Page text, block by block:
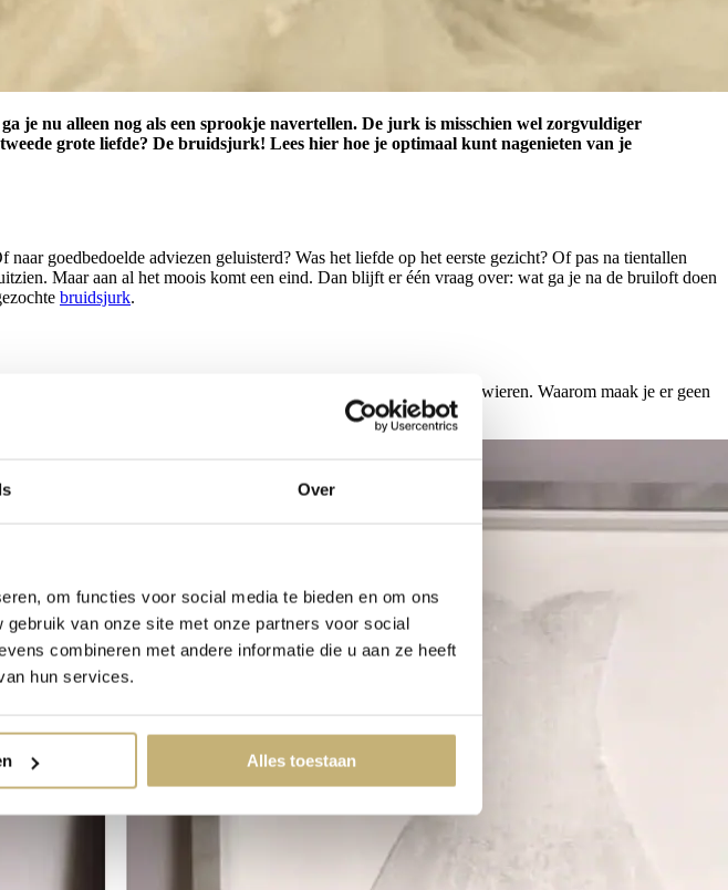
Over
om functies voor social media te bieden en om ons
van onze site met onze partners voor social
combineren met andere informatie die u aan ze heeft
hun services.
Alles toestaan
je nu alleen nog als een sprookje navertellen. De jurk is misschien wel zorgvuldiger
grote liefde? De bruidsjurk! Lees hier hoe je optimaal kunt nagenieten van je
goedbedoelde adviezen geluisterd? Was het liefde op het eerste gezicht? Of pas na tientallen
Maar aan al het moois komt een eind. Dan blijft er één vraag over: wat ga je na de bruiloft doen
bruidsjurk.
je lichaam aangedrukt voor de spiegel mee te gaan pronken en zwieren. Waarom maak je er geen
in closet of ingelijst in een prachtig frame. Altijd in het zicht!